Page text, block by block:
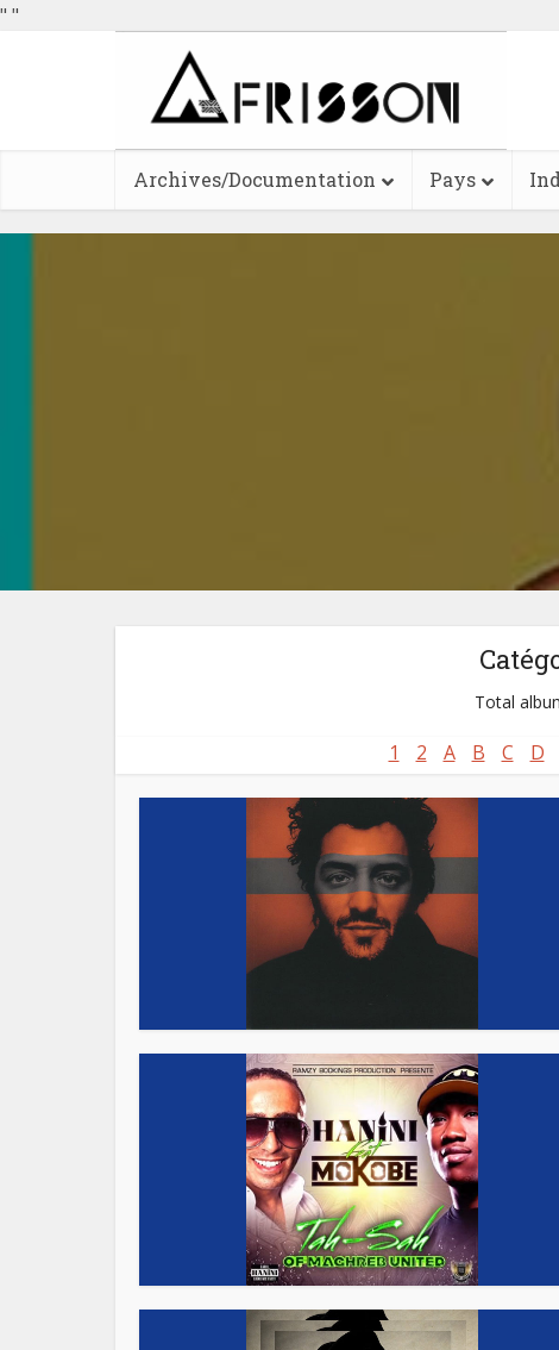
" "
Archives/Documentation Pays
Total
1 2 A B C D